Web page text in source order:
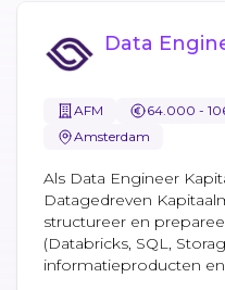
Data
AFM 64.000 -
Amsterdam
Als Data Engineer
Datagedreven
structureer en
(Databricks, SQL,
informatieproducten en